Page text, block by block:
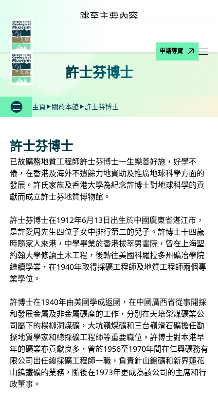
跳至主要內容
申請導覽
許士芬博士
主頁 關於本館 許士芬博士
許士芬博士
已故礦務地質工程師許士芬博士一生樂善好施，好學不
倦，在香港及海外不遺餘力地資助及推廣地球科學方面的
發展。許氏家族及香港大學為紀念許博士對地球科學的貢
獻而成立許士芬地質博物館。
許士芬博士在1912年6月13日出生於中國廣東省湛江市，
是許愛周先生四位子女中排行第二的兒子。許博士十四歲
時隨家人來港，中學畢業於香港拔萃男書院，曾在上海聖
約翰大學修讀土木工程，後轉往美國科羅拉多州礦冶學院
繼續學業，在1940年取得採礦工程師及地質工程師兩個專
業學位。
許博士在1940年由美國學成返國，在中國廣西省從事開採
和發展金屬及非金屬礦產的工作，分別在天培榮煤礦業公
司屬下的楊柳洞煤礦，大坑嶺煤礦和三台嶺滑石礦擔任勘
探地質學家和總採礦工程師等重要職位。許博士對本港早
年的礦業亦貢獻良多，曾於1956至1970年間在仁興礦務有
限公司出任總採礦工程師一職，負責針山鎢礦和新界蓮花
山鎢鐵礦的業務，隨後在1973年更成為該公司的主席和行
政董事。